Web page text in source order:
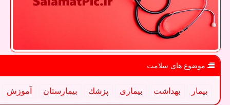
موضوع های سلامت
بیمار بهداشت بیماری پزشك بیمارستان آموزش